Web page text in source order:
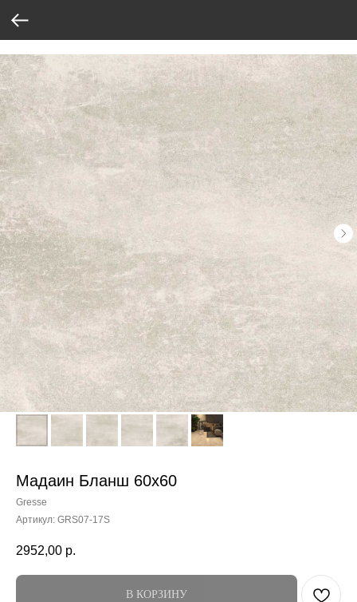
Мадаин Бланш 60x60
Gresse
Артикул: GRS07-17S
2952,00 р.
В КОРЗИНУ